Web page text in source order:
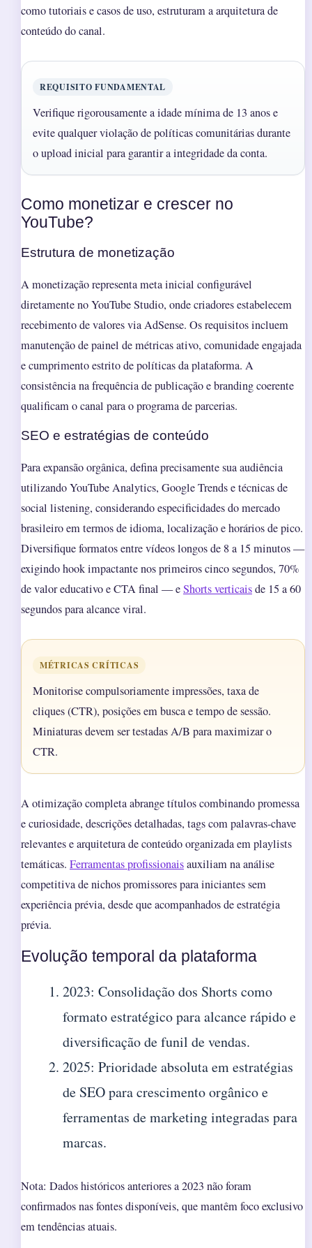
como tutoriais e casos de uso, estruturam a arquitetura de
conteúdo do canal.
REQUISITO FUNDAMENTAL
Verifique rigorousamente a idade mínima de 13 anos e
evite qualquer violação de políticas comunitárias durante
o upload inicial para garantir a integridade da conta.
Como monetizar e crescer no
YouTube?
Estrutura de monetização
A monetização representa meta inicial configurável
diretamente no YouTube Studio, onde criadores estabelecem
recebimento de valores via AdSense. Os requisitos incluem
manutenção de painel de métricas ativo, comunidade engajada
e cumprimento estrito de políticas da plataforma. A
consistência na frequência de publicação e branding coerente
qualificam o canal para o programa de parcerias.
SEO e estratégias de conteúdo
Para expansão orgânica, defina precisamente sua audiência
utilizando YouTube Analytics, Google Trends e técnicas de
social listening, considerando especificidades do mercado
brasileiro em termos de idioma, localização e horários de pico.
Diversifique formatos entre vídeos longos de 8 a 15 minutos —
exigindo hook impactante nos primeiros cinco segundos, 70%
de valor educativo e CTA final — eShorts verticaisde 15 a 60
segundos para alcance viral.
MÉTRICAS CRÍTICAS
Monitorise compulsoriamente impressões, taxa de
cliques (CTR), posições em busca e tempo de sessão.
Miniaturas devem ser testadas A/B para maximizar o
CTR.
A otimização completa abrange títulos combinando promessa
e curiosidade, descrições detalhadas, tags com palavras-chave
relevantes e arquitetura de conteúdo organizada em playlists
temáticas. Ferramentas profissionaisauxiliam na análise
competitiva de nichos promissores para iniciantes sem
experiência prévia, desde que acompanhados de estratégia
prévia.
Evolução temporal da plataforma
2023: Consolidação dos Shorts como
formato estratégico para alcance rápido e
diversificação de funil de vendas.
2025: Prioridade absoluta em estratégias
de SEO para crescimento orgânico e
ferramentas de marketing integradas para
marcas.
Nota: Dados históricos anteriores a 2023 não foram
confirmados nas fontes disponíveis, que mantêm foco exclusivo
em tendências atuais.